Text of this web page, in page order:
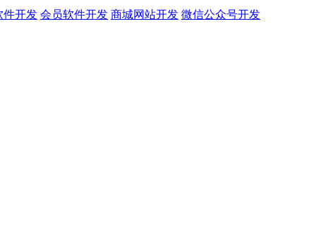
件开发会员软件开发商城网站开发微信公众号开发